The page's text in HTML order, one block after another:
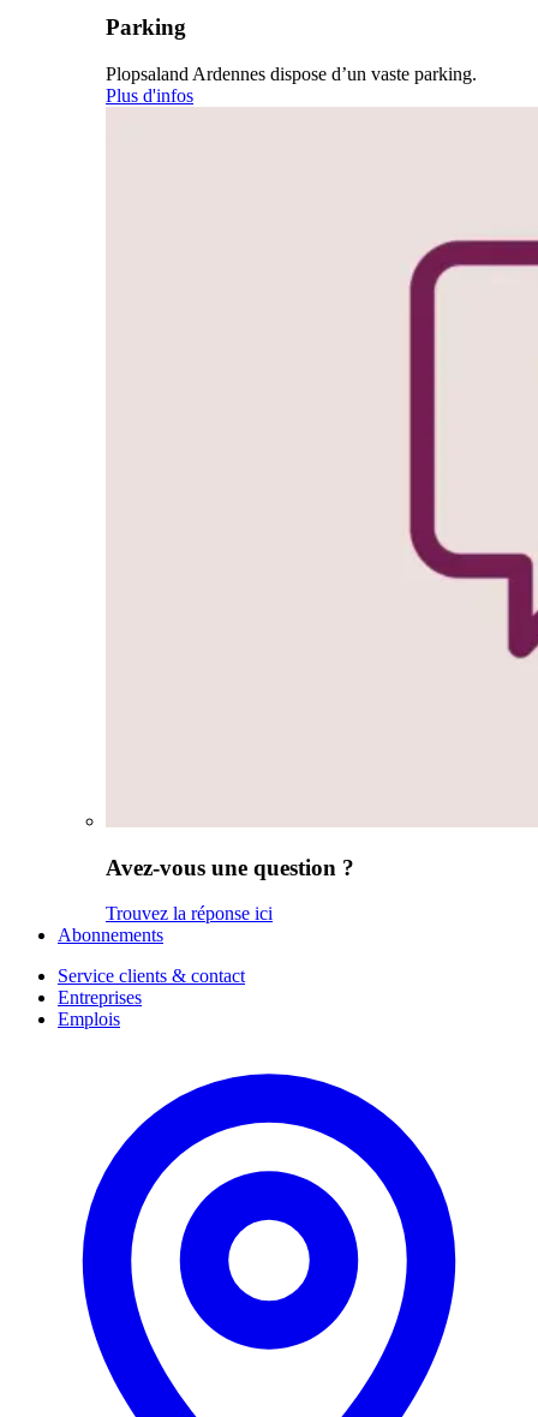
Parking
Plopsaland Ardennes dispose d’un vaste parking.
Plus d'infos
Avez-vous une question ?
Trouvez la réponse ici
Abonnements
Service clients & contact
Entreprises
Emplois